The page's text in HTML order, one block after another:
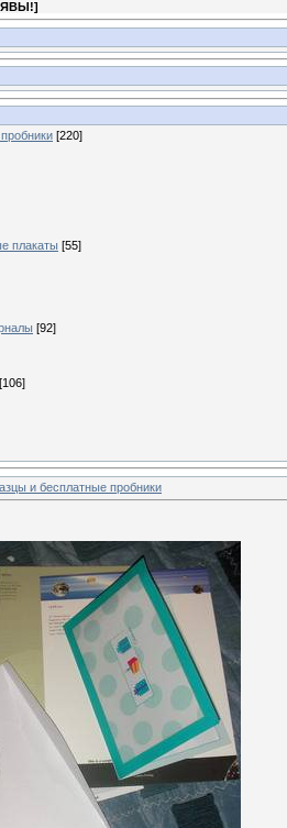
]
[220]
плакаты [55]
[92]
[106]
и бесплатные пробники